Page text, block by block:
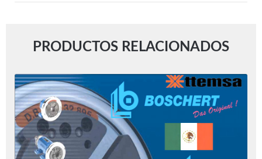
PRODUCTOS RELACIONADOS